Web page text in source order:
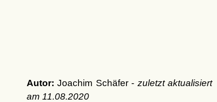
Autor: Joachim Schäfer - zuletzt aktualisiert
am 11.08.2020